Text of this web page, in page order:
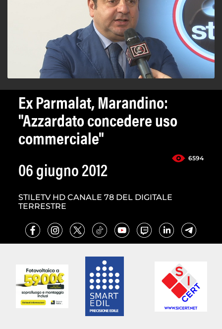
Ex Parmalat, Marandino:
"Azzardato concedere uso
commerciale"
6594
06 giugno 2012
STILETV HD CANALE 78 DEL DIGITALE
TERRESTRE